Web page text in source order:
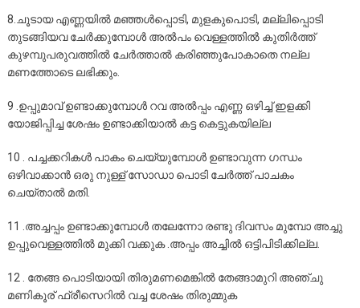
8.ചൂടായ എണ്ണയില്‍ മഞ്ഞള്‍പ്പൊടി, മുളകുപൊടി, മല്ലിപ്പൊടി
തുടങ്ങിയവ ചേര്‍ക്കുമ്പോള്‍ അല്‍പം വെള്ളത്തില്‍ കുതിര്‍ത്ത്
കുഴമ്പുപരുവത്തില്‍ ചേര്‍ത്താല്‍ കരിഞ്ഞുപോകാതെ നല്ല
മണത്തോടെ ലഭിക്കും.
9 .ഉപ്പുമാവ് ഉണ്ടാക്കുമ്പോള്‍ റവ അല്‍പ്പം എണ്ണ ഒഴിച്ച് ഇളക്കി
യോജിപ്പിച്ച ശേഷം ഉണ്ടാക്കിയാല്‍ കട്ട കെട്ടുകയില്ല
10 . പച്ചക്കറികള്‍ പാകം ചെയ്യുമ്പോള്‍ ഉണ്ടാവുന്ന ഗന്ധം
ഒഴിവാക്കാന്‍ ഒരു നുള്ള് സോഡാ പൊടി ചേര്‍ത്ത് പാചകം
ചെയ്‌താല്‍ മതി.
11 .അച്ചപ്പം ഉണ്ടാക്കുമ്പോള്‍ തലേന്നോ രണ്ടു ദിവസം മുമ്പോ അച്ചു
ഉപ്പുവെള്ളത്തില്‍ മുക്കി വക്കുക .അപ്പം അച്ചില്‍ ഒട്ടിപിടിക്കില്ല.
12 . തേങ്ങ പൊടിയായി തിരുമണമെങ്കില്‍ തേങ്ങാമുറി അഞ്ചു
മണികൂര് ഫ്രീസെറില്‍ വച്ച ശേഷം തിരുമ്മുക